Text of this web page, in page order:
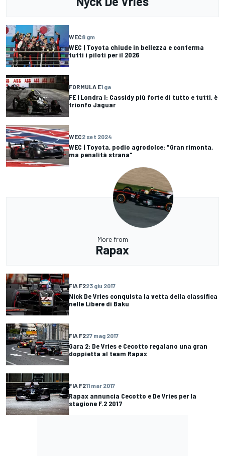
WEC8 gm
WEC | Toyota chiude in bellezza e conferma
tutti i piloti per il 2026
FORMULA E1 ga
FE | Londra I: Cassidy più forte di tutto e tutti, è
trionfo Jaguar
WEC2 set 2024
WEC | Toyota, podio agrodolce: "Gran rimonta,
ma penalità strana"
More from
Rapax
FIA F223 giu 2017
Nick De Vries conquista la vetta della classifica
nelle Libere di Baku
FIA F227 mag 2017
Gara 2: De Vries e Cecotto regalano una gran
doppietta al team Rapax
FIA F211 mar 2017
Rapax annuncia Cecotto e De Vries per la
stagione F.2 2017